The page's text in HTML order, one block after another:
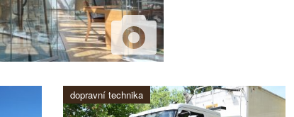
dopravní technika